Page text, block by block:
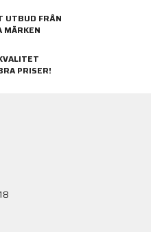
UTBUD FRÅN
MÄRKEN
PRISER!